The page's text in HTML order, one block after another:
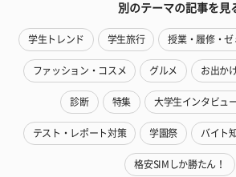
別のテーマの記事を見
学生トレンド 学生旅行 授業・履修・ゼ
ファッション・コスメ グルメ お出か
診断 特集 大学生インタビュ
テスト・レポート対策 学園祭 バイト
格安SIMしか勝たん！